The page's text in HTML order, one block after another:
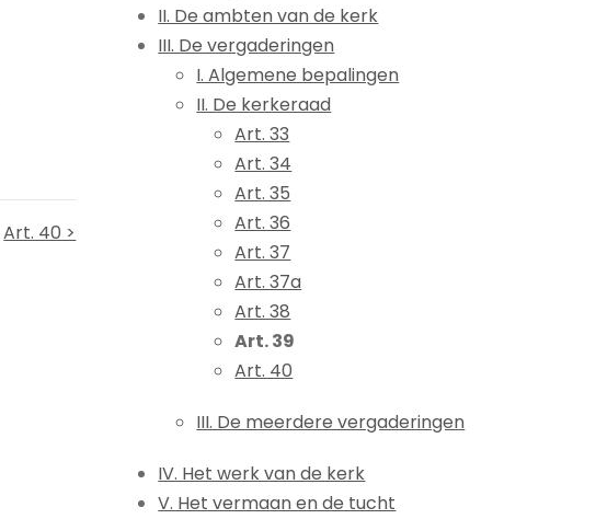
Art. 40 >
II. De ambten van de kerk
III. De vergaderingen
I. Algemene bepalingen
II. De kerkeraad
Art. 33
Art. 34
Art. 35
Art. 36
Art. 37
Art. 37a
Art. 38
Art. 39
Art. 40
III. De meerdere vergaderingen
IV. Het werk van de kerk
V. Het vermaan en de tucht